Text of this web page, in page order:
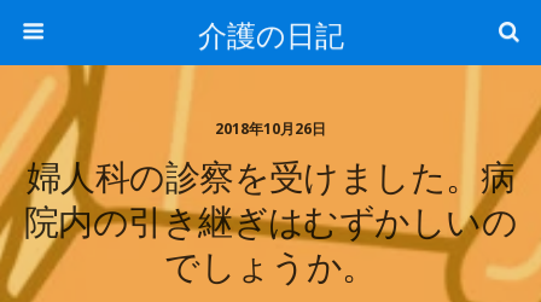
介護の日記
2018年10月26日
婦人科の診察を受けました。病
院内の引き継ぎはむずかしいの
でしょうか。